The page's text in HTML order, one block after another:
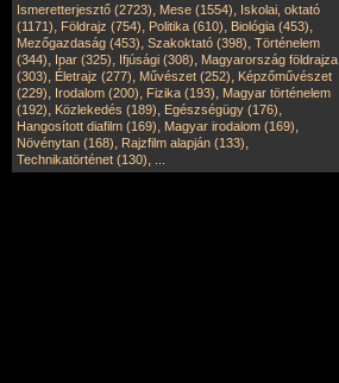
Ismeretterjesztő (2723), Mese (1554), Iskolai, oktató
(1171), Földrajz (754), Politika (610), Biológia (453),
Mezőgazdaság (453), Szakoktató (398), Történelem
(344), Ipar (325), Ifjúsági (308), Magyarország földrajza
(303), Életrajz (277), Művészet (252), Képzőművészet
(229), Irodalom (200), Fizika (193), Magyar történelem
(192), Közlekedés (189), Egészségügy (176),
Hangosított diafilm (169), Magyar irodalom (169),
Növénytan (168), Rajzfilm alapján (133),
Technikatörténet (130),